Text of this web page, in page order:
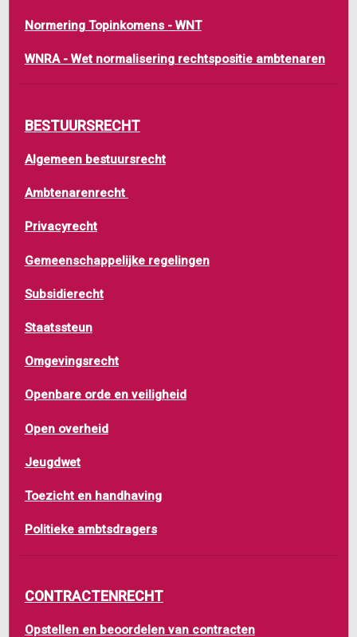
Normering Topinkomens - WNT
WNRA - Wet normalisering rechtspositie ambtenaren
BESTUURSRECHT
Algemeen bestuursrecht
Ambtenarenrecht
Privacyrecht
Gemeenschappelijke regelingen
Subsidierecht
Staatssteun
Omgevingsrecht
Openbare orde en veiligheid
Open overheid
Jeugdwet
Toezicht en handhaving
Politieke ambtsdragers
CONTRACTENRECHT
Opstellen en beoordelen van contracten